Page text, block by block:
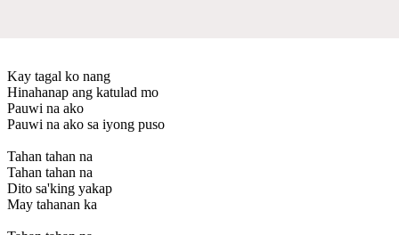
Kay tagal ko nang
Hinahanap ang katulad mo
Pauwi na ako
Pauwi na ako sa iyong puso
Tahan tahan na
Tahan tahan na
Dito sa'king yakap
May tahanan ka